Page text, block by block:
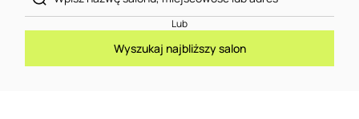
Lub
Wyszukaj najbliższy salon